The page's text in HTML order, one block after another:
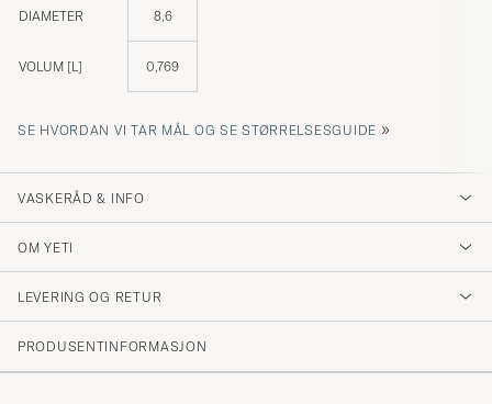
DIAMETER 8,6
VOLUM [L] 0,769
SE HVORDAN VI TAR MÅL OG SE STØRRELSESGUIDE »
VASKERÅD & INFO
OM YETI
LEVERING OG RETUR
PRODUSENTINFORMASJON